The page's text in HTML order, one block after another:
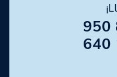
950
640